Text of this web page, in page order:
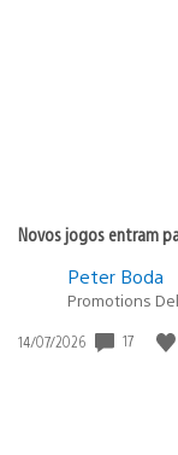
Novos jogos entram
Peter Boda
Promotions
Data
14/07/2026 17